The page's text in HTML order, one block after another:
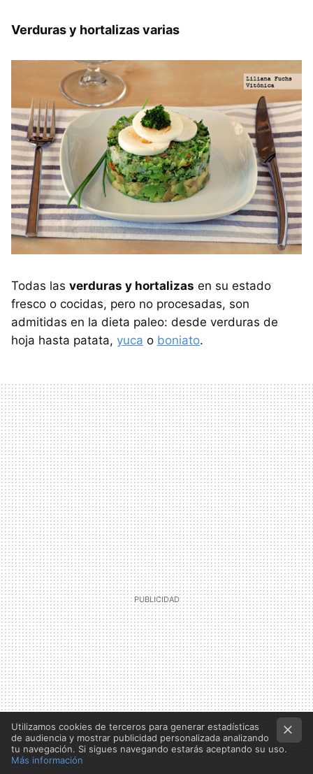
Verduras y hortalizas varias
Todas las verduras y hortalizas en su estado
fresco o cocidas, pero no procesadas, son
admitidas en la dieta paleo: desde verduras de
hoja hasta patata, yuca o boniato.
Utilizamos cookies de terceros para generar estadísticas
de audiencia y mostrar publicidad personalizada analizando
tu navegación. Si sigues navegando estarás aceptando su uso.
Más información